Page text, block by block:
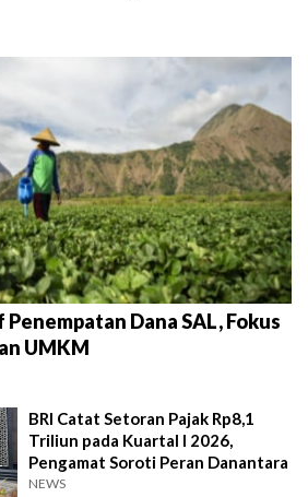
Dana SAL, Fokus
UMKM
BRI Catat Setoran Pajak Rp8,1
Triliun pada Kuartal I 2026,
Pengamat Soroti Peran Danantara
NEWS